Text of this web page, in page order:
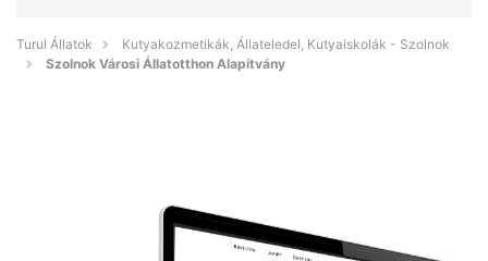
Turul Állatok
Kutyakozmetikák, Állateledel, Kutyaiskolák - Szolnok
Szolnok Városi Állatotthon Alapítvány